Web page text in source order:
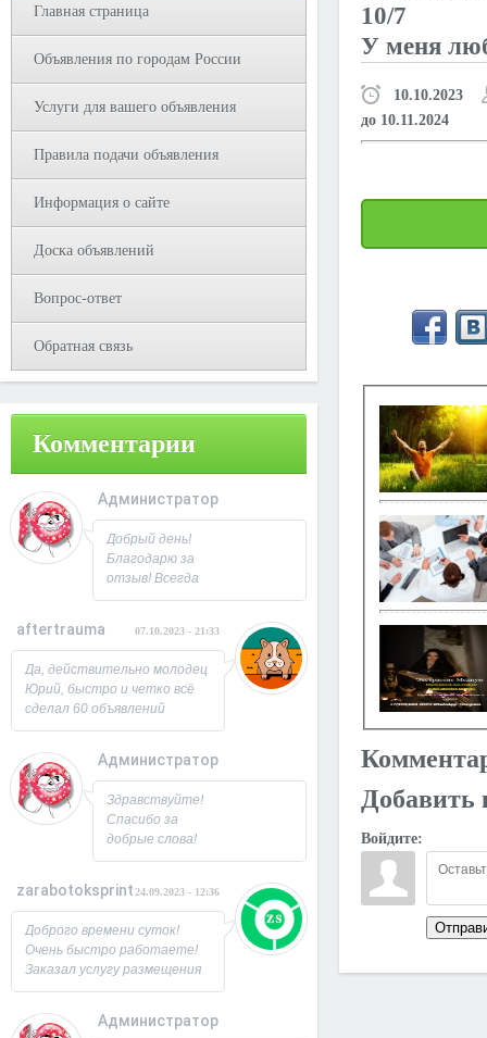
Главная страница
Объявления по городам России
Услуги для вашего объявления
Правила подачи объявления
Информация о сайте
Доска объявлений
Вопрос-ответ
Обратная связь
Комментарии
Администратор
08.10.2023 - 09:31
Добрый день!
Благодарю за
отзыв! Всегда
рад
С Уважением,
aftertrauma 07.10.2023 - 21:33
Да, действительно молодец
Юрий, быстро и четко всё
сделал 60 объявлений
разместил, всё работает,
страницы выросла в 2 раза
спасибо! Буду ещё
заказывать, советую!
Администратор
26.09.2023 - 07:33
Здравствуйте!
Спасибо за
добрые слова!
Всегда рад
пользователям.
просим!
Заходите ещё. С
Уважением,
Юрий!
zarabotoksprint 24.09.2023 - 12:36
Доброго времени суток!
Очень быстро работаете!
Заказал услугу размещения
объявления на 60 досок, за
исполнили! БольшоеАдминистратор
10/7
У меня
10.10.2023
до 10.11.2024
Добавить
Войдите: